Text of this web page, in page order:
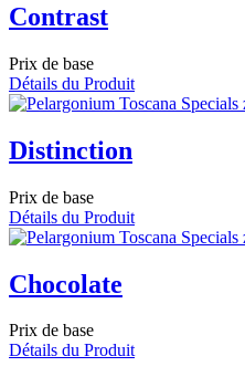
Contrast
Prix de base
Détails du Produit
Distinction
Prix de base
Détails du Produit
Chocolate
Prix de base
Détails du Produit